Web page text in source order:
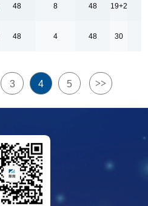
48 8 48 19+2
48 4 48 30
3 4 5 >>